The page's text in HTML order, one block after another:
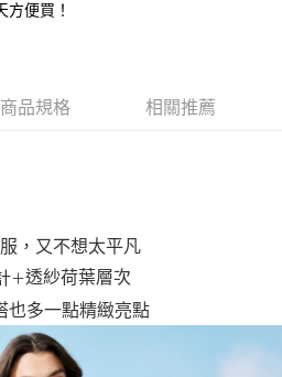
後才付款」的支付方式。 讓您購物簡單
後付」後，將跳轉至「AFTEE先享後付」
額後，即可完成結帳。
費通知簡訊。
點擊此簡訊中的連結，可透過四大超商／
付款，方視為交易完成。
立刻繳費，但若您需要取消訂單，請聯絡
消之訂單仍視為有效，需透過AFTEE先享
以上)免運費
上)免運費
便買！
商品規格 相關推薦
，又不想太平凡
＋透紗荷葉層次
也多一點精緻亮點